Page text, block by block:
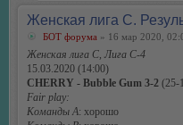
Женская лига С.
БОТ форума » 16 мар 2020,
Женская лига С, Лига С-4
15.03.2020 (14:00)
CHERRY - Bubble Gum 3-2 (25-
Fair play:
Команды А: хорошо